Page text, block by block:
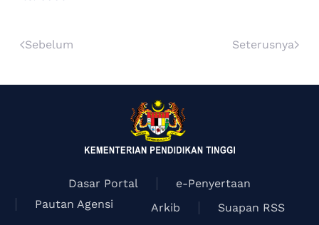
Sebelum Seterusnya
Dasar Portal
e-Penyertaan
Pautan Agensi
Arkib Suapan RSS